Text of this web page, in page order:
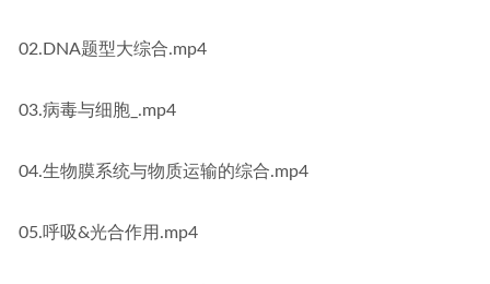
02.DNA题型大综合.mp4
03.病毒与细胞_.mp4
04.生物膜系统与物质运输的综合.mp4
05.呼吸&光合作用.mp4